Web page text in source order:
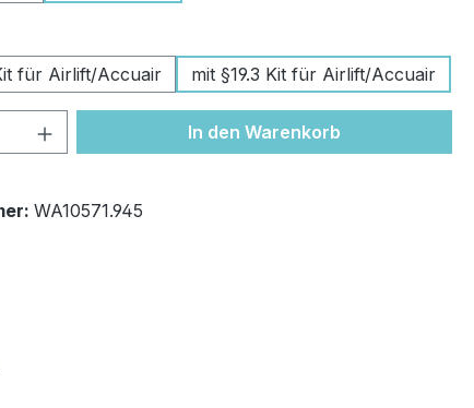
für Airlift/Accuair
mit §19.3 Kit für Airlift/Accuair
Gib den gewünschten Wert
In den Warenkorb
WA10571.945